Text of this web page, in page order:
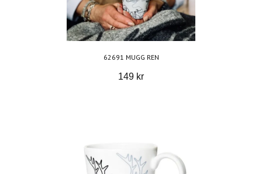
62691 MUGG REN
149 kr